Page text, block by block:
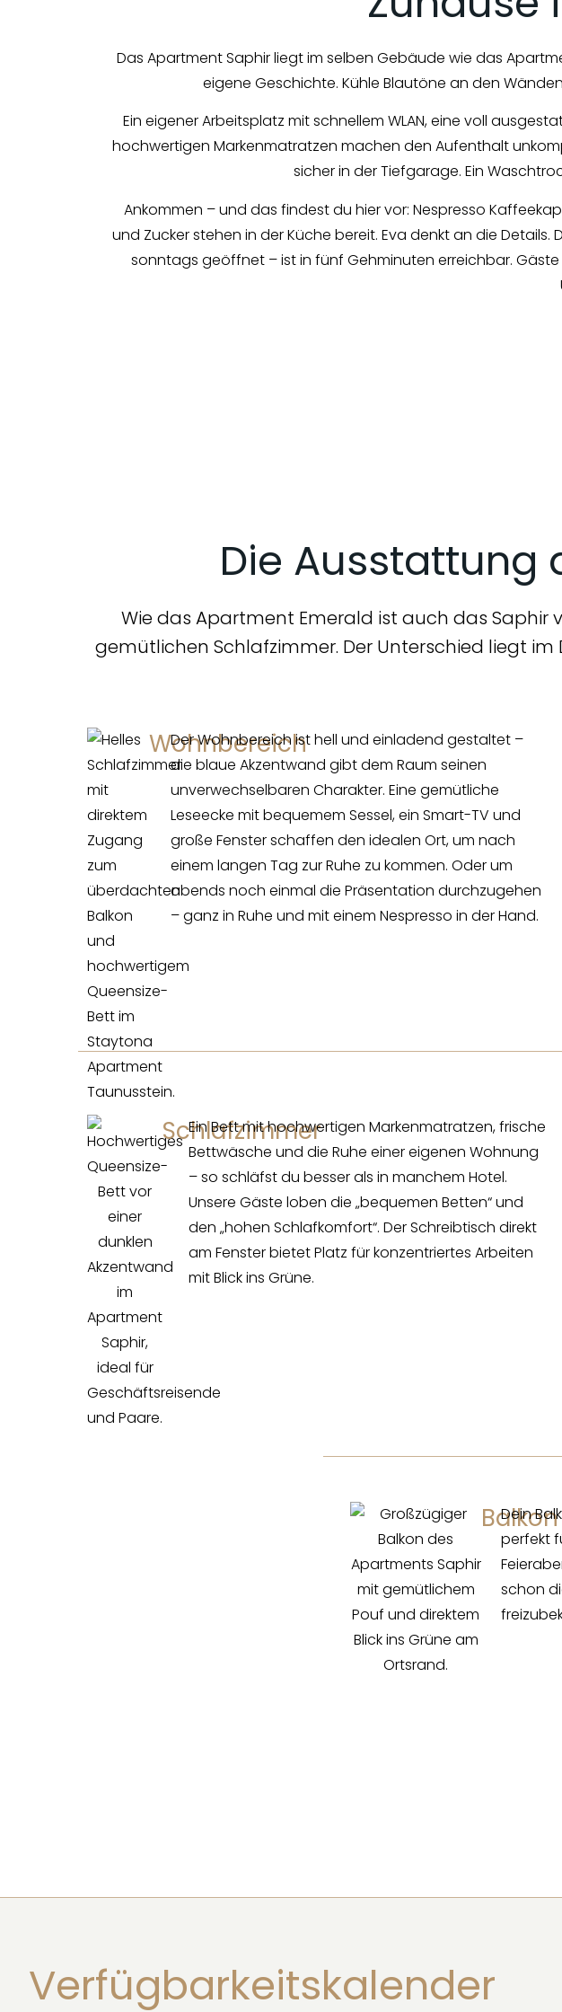
Das Apartment Saphir liegt im selben Gebäude wie das
eigene Geschichte. Kühle Blautöne an den
Ein eigener Arbeitsplatz mit schnellem WLAN, eine voll
hochwertigen Markenmatratzen machen den Aufenthalt
sicher in der Tiefgarage. Ein
Ankommen – und das findest du hier vor: Nespresso
und Zucker stehen in der Küche bereit. Eva denkt an die
sonntags geöffnet – ist in fünf Gehminuten erreichbar. Gäste
Die Ausstattung
Wie das Apartment Emerald ist auch das
gemütlichen Schlafzimmer. Der Unterschied liegt
Wohnbereich
Der Wohnbereich ist hell und einladend gestaltet –
die blaue Akzentwand gibt dem Raum seinen
unverwechselbaren Charakter. Eine gemütliche
Leseecke mit bequemem Sessel, ein Smart-TV und
große Fenster schaffen den idealen Ort, um nach
einem langen Tag zur Ruhe zu kommen. Oder um
abends noch einmal die Präsentation durchzugehen
– ganz in Ruhe und mit einem Nespresso in der Hand.
Schlafzimmer
Ein Bett mit hochwertigen Markenmatratzen, frische
Bettwäsche und die Ruhe einer eigenen Wohnung
– so schläfst du besser als in manchem Hotel.
Unsere Gäste loben die „bequemen Betten“ und
den „hohen Schlafkomfort“. Der Schreibtisch direkt
am Fenster bietet Platz für konzentriertes Arbeiten
mit Blick ins Grüne.
Balkon
Dein
perfekt
schon
Verfügbarkeitskalender